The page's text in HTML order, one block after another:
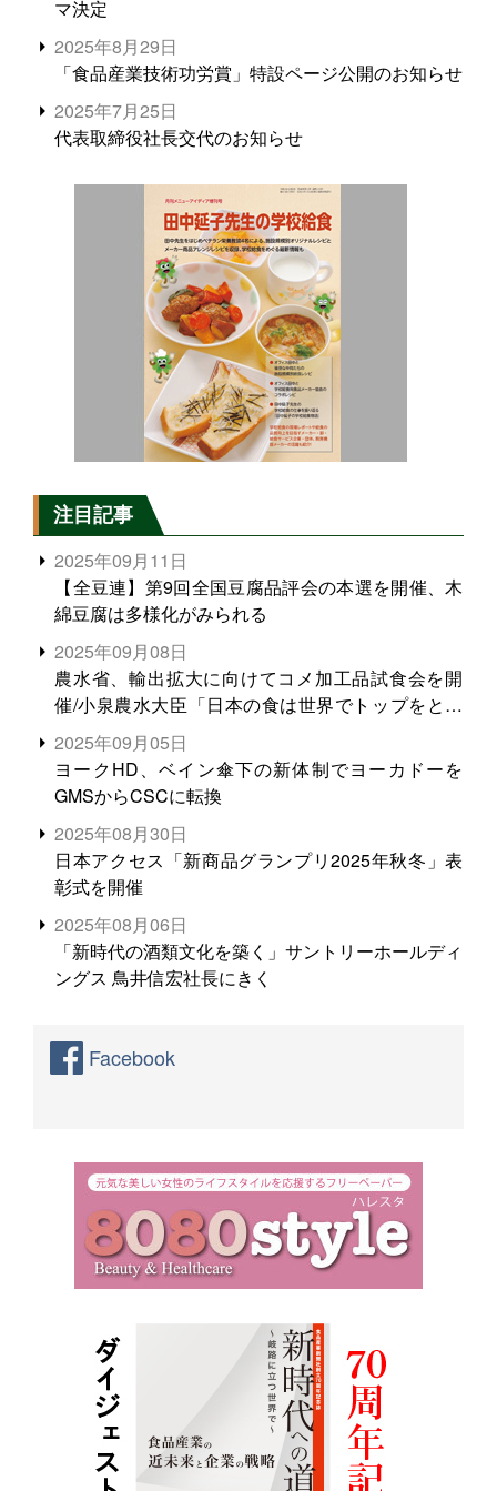
マ決定
2025年8月29日
「食品産業技術功労賞」特設ページ公開のお知らせ
2025年7月25日
代表取締役社長交代のお知らせ
注目記事
2025年09月11日
【全豆連】第9回全国豆腐品評会の本選を開催、木
綿豆腐は多様化がみられる
2025年09月08日
農水省、輸出拡大に向けてコメ加工品試食会を開
催/小泉農水大臣「日本の食は世界でトップをとれ
る。米増産に向けて、米輸出需要の拡大を」
2025年09月05日
ヨークHD、ベイン傘下の新体制でヨーカドーを
GMSからCSCに転換
2025年08月30日
日本アクセス「新商品グランプリ2025年秋冬」表
彰式を開催
2025年08月06日
「新時代の酒類文化を築く」サントリーホールディ
ングス 鳥井信宏社長にきく
Facebook